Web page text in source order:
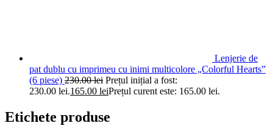
Lenjerie de
pat dublu cu imprimeu cu inimi multicolore „Colorful Hearts”
(6 piese) 230.00lei Prețul inițial a fost:
230.00 lei.165.00 leiPrețul curent este: 165.00 lei.
Etichete produse